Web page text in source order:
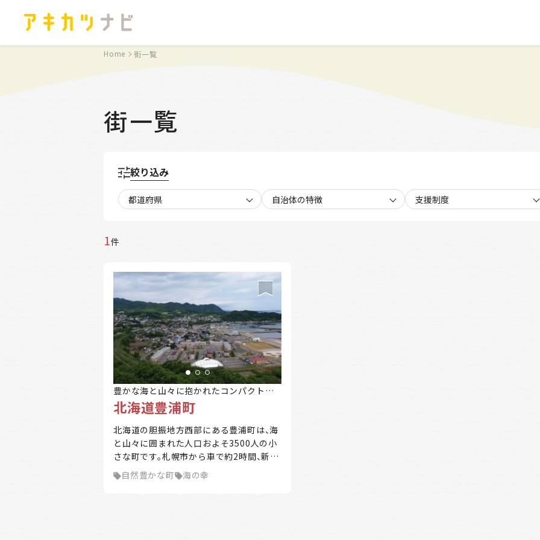
Home 街一覧
街一覧
絞り込み
都道府県 自治体の特徴 支援制度
1件
豊かな海と山々に抱かれたコンパクトタ
ウン
北海道豊浦町
北海道の胆振地方西部にある豊浦町は、海
と山々に囲まれた人口およそ3500人の小
さな町です。札幌市から車で約2時間、新千
歳空港から約1時間半、室蘭市から約1時間
の距離にあります。 海流の影響で夏は涼し
自然豊かな町 海の幸